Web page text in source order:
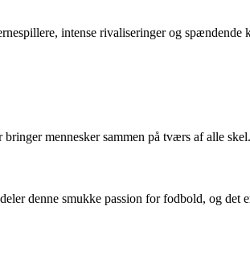
intense rivaliseringer og spændende
mennesker sammen på tværs af alle skel.
denne smukke passion for fodbold, og